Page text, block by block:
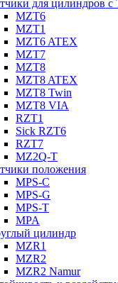
для цилиндров с
MZT6
MZT1
MZT6 ATEX
MZT7
MZT8
MZT8 ATEX
MZT8 Twin
MZT8 VIA
RZT1
Sick RZT6
RZT7
MZ2Q-T
положения
MPS-C
MPS-G
MPS-T
MPA
цилиндр
MZR1
MZR2
MZR2 Namur